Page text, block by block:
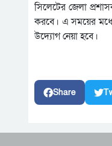
সিলেটের জেলা
করবে। এ সময়ের
উদ্যোগ নেয়া হবে।
Share